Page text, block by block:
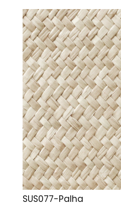
SUS077-Palha